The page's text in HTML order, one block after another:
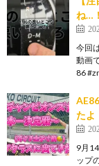
ね…
今回
動画
86
たよ
9月
ップ